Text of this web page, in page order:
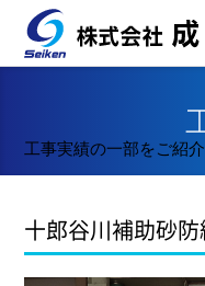
工事実績の一部をご紹介
十郎谷川補助砂